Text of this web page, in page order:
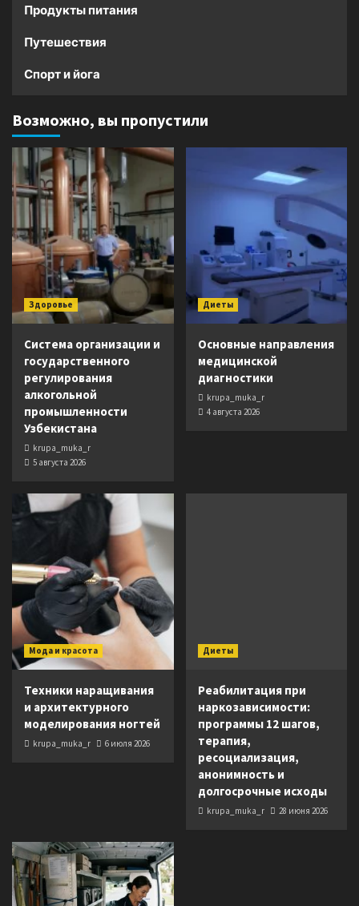
Продукты питания
Путешествия
Спорт и йога
Возможно, вы пропустили
Здоровье
Система организации и
государственного
регулирования
алкогольной
промышленности
Узбекистана
krupa_muka_r
5 августа 2026
Диеты
Основные направления
медицинской
диагностики
krupa_muka_r
4 августа 2026
Мода и красота
Техники наращивания
и архитектурного
моделирования ногтей
krupa_muka_r 6 июля 2026
Диеты
Реабилитация при
наркозависимости:
программы 12 шагов,
терапия,
ресоциализация,
анонимность и
долгосрочные исходы
krupa_muka_r 28 июня 2026